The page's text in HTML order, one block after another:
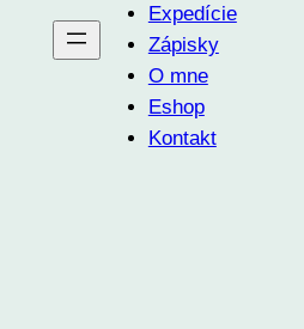
Expedície
Zápisky
O mne
Eshop
Kontakt